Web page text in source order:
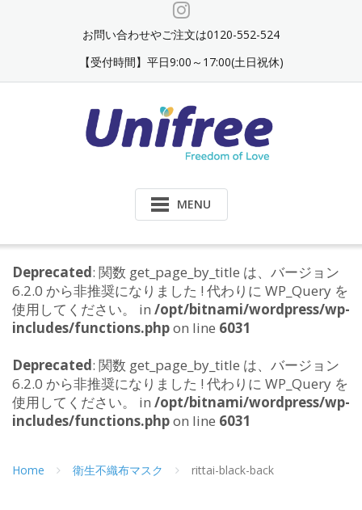
お問い合わせやご注文は0120-552-524
【受付時間】平日9:00～17:00(土日祝休)
MENU
Deprecated: 関数 get_page_by_title は、バージョン
6.2.0 から非推奨になりました ! 代わりに WP_Query を
使用してください。 in /opt/bitnami/wordpress/wp-
includes/functions.phpon line 6031
Deprecated: 関数 get_page_by_title は、バージョン
6.2.0 から非推奨になりました ! 代わりに WP_Query を
使用してください。 in /opt/bitnami/wordpress/wp-
includes/functions.phpon line 6031
Home 衛生不織布マスク rittai-black-back